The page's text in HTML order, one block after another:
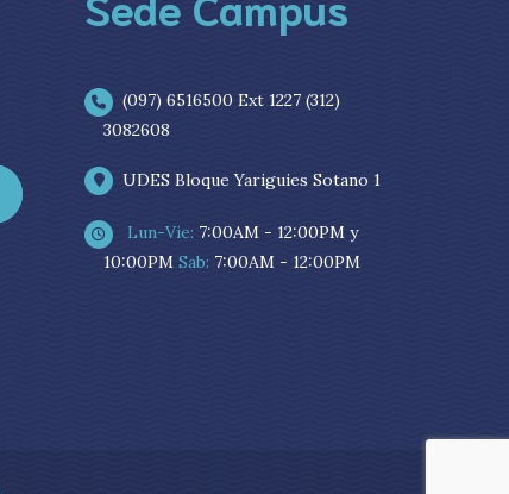
(097) 6516500 Ext 1227 (312)
3082608
UDES Bloque Yariguies Sotano 1
Lun-Vie: 7:00AM - 12:00PM y
10:00PM Sab: 7:00AM - 12:00PM